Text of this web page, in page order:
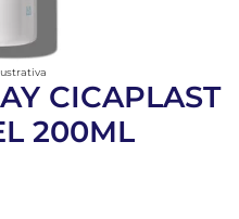
CICAPLAST
200ML